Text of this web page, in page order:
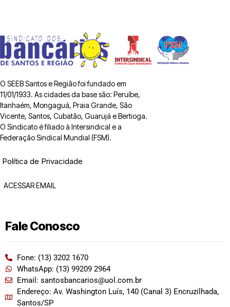
O SEEB Santos e Região foi fundado em
11/01/1933. As cidades da base são: Peruíbe,
Itanhaém, Mongaguá, Praia Grande, São
Vicente, Santos, Cubatão, Guarujá e Bertioga.
O Sindicato é filiado à Intersindical e a
Federação Sindical Mundial (FSM).
Política de Privacidade
ACESSAR EMAIL
Fale Conosco
Fone: (13) 3202 1670
WhatsApp: (13) 99209 2964
Email: santosbancarios@uol.com.br
Endereço: Av. Washington Luís, 140 (Canal 3) Encruzilhada,
Santos/SP